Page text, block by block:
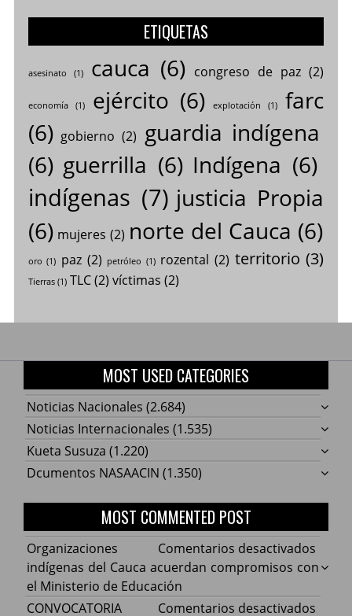
ETIQUETAS
asesinato (1) cauca (6) congreso de paz(2)
economía(1) ejército (6) explotación (1)
farc
(6) gobierno (2) guardia indígena
(6) guerrilla (6) Indígena (6)
indígenas (7) justicia Propia
(6) mujeres (2) norte del Cauca (6)
oro (1) paz (2) petróleo (1) rozental (2) territorio (3)
Tierras(1) TLC(2) víctimas (2)
MOST USED CATEGORIES
Noticias Nacionales (2.684)
Noticias Internacionales (1.535)
Kueta Susuza (1.220)
Dcumentos NASAACIN (1.350)
MOST COMMENTED POST
Comentarios desactivados
Organizaciones
indígenas del Cauca acuerdan compromisos con
el Ministerio de Educación
Comentarios desactivados
CONVOCATORIA